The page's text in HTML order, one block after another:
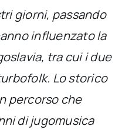
giorni, passando
influenzato la
tra cui i due
Lo storico
percorso che
di jugomusica